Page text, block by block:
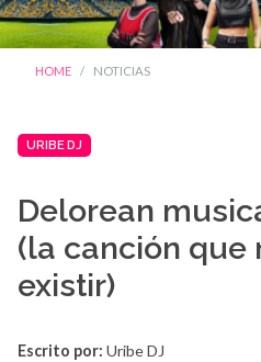
HOME NOTICIAS
URIBE DJ
Delorean
(la canción que
existir)
Escrito por: Uribe DJ